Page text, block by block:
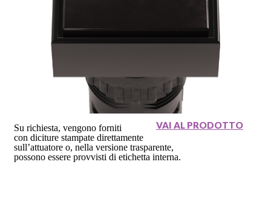
Su richiesta, vengono forniti
con diciture stampate direttamente
sull’attuatore o, nella versione trasparente,
possono essere provvisti di etichetta interna.
VAI AL PRODOTTO